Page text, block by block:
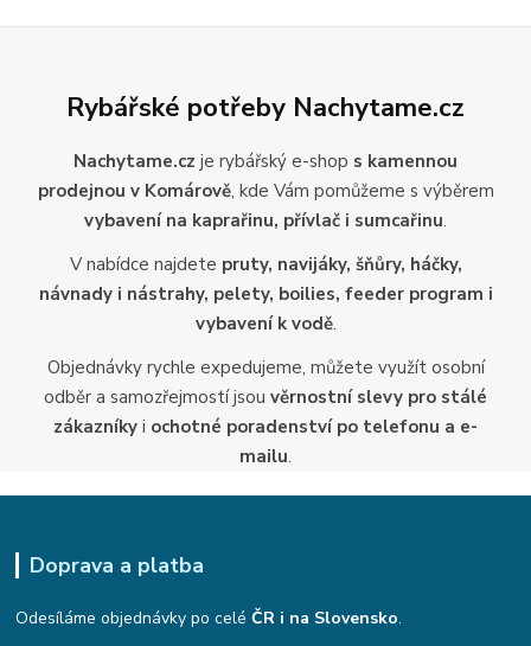
Rybářské potřeby Nachytame.cz
Nachytame.cz je rybářský e-shop s kamennou
prodejnou v Komárově, kde Vám pomůžeme s výběrem
vybavení na kaprařinu, přívlač i sumcařinu.
V nabídce najdete pruty, navijáky, šňůry, háčky,
návnady i nástrahy, pelety, boilies, feeder program i
vybavení k vodě.
Objednávky rychle expedujeme, můžete využít osobní
odběr a samozřejmostí jsou věrnostní slevy pro stálé
zákazníky i ochotné poradenství po telefonu a e-
mailu.
Doprava a platba
Odesíláme objednávky po celéČR i na Slovensko.